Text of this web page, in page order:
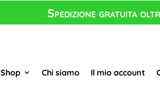
Spedizione gratuita
Shop Chi siamo Il mio account